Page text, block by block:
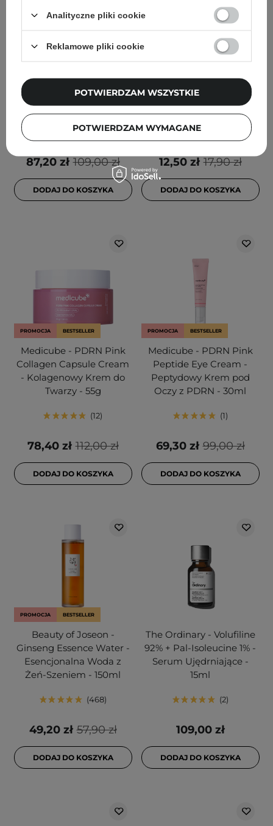
Medicube - Deep Vita C
Rozjaśniająco-
Ujędrniający Krem do
Twarzy - 55g
52
109,00 zł
87,20 zł
DODAJ DO KOSZYKA
Numbuzin - No.9 NAD Bio
Mask - Liftingująca Maska
na Twarz Koenzymem
NAD - 26ml
17,90 zł
12,50 zł
DODAJ DO KOSZYKA
PROMOCJA BESTSELLER
Medicube - PDRN Pink
Collagen Capsule Cream
- Kolagenowy Krem do
Twarzy - 55g
12
112,00 zł
78,40 zł
DODAJ DO KOSZYKA
PROMOCJA BESTSELLER
Medicube - PDRN Pink
Peptide Eye Cream -
Peptydowy Krem pod
Oczy z PDRN - 30ml
1
99,00 zł
69,30 zł
DODAJ DO KOSZYKA
PROMOCJA BESTSELLER
Beauty of Joseon -
Ginseng Essence Water -
Esencjonalna Woda z
Żeń-Szeniem - 150ml
468
57,90 zł
49,20 zł
DODAJ DO KOSZYKA
The Ordinary - Volufiline
92% + Pal-Isoleucine 1% -
Serum Ujędrniające -
15ml
2
109,00 zł
DODAJ DO KOSZYKA
Analityczne pliki cookie
Reklamowe pliki cookie
POTWIERDZAM WYMAGANE
POTWIERDZAM WSZYSTKIE